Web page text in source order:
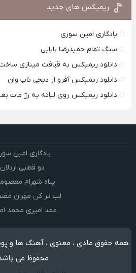
ریمیکس های جدید
یادگاری امین سوری
سنگ تمام حمیدرضا بابایی
دانلود ریمیکس به قیافت مینازی
دانلود ریمیکس آفرو از ديجی تاپ وان
دانلود ریمیکس روی لباته یه رژ مات
یادگاری امین
دو قطبی اردلان
پناه شهرام
لب تر کن مهران
ممد امیری محمد
همه حقوق مادی ، معنوی ، آهنگ ها و
محفوظ می